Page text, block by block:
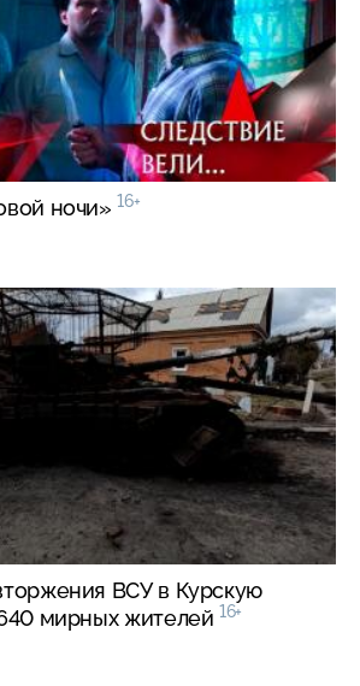
ночи» 16+
ВСУ в Курскую
мирных жителей 16+